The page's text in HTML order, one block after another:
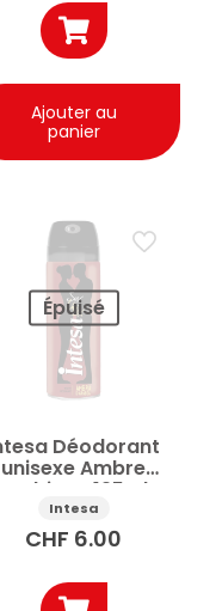
Ajouter au
panier
Épuisé
Déodorant
unisexe Ambre
Arabique 125ml
Intesa
CHF 6.00